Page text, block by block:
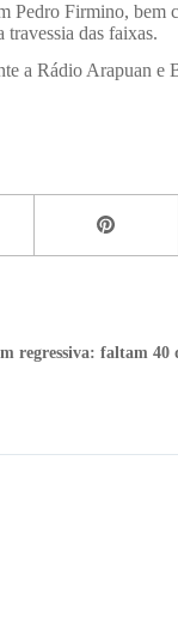
Pedro Firmino,
travessia das faixas.
a Rádio Arapuan e
regressiva: faltam 40